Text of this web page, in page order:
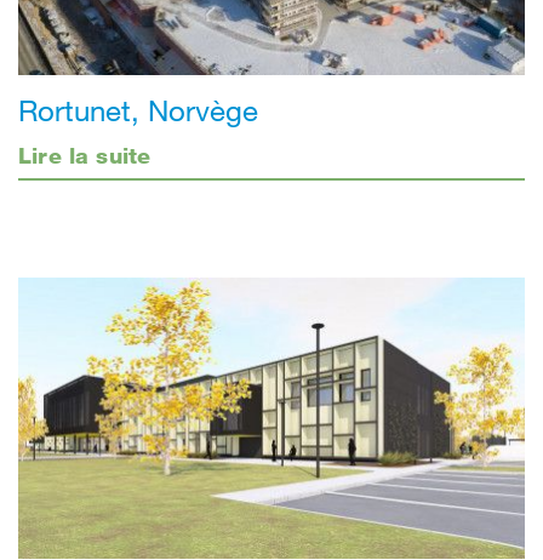
Rortunet, Norvège
Lire la suite